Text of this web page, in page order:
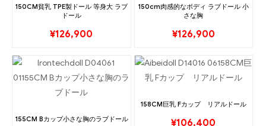
150CM貧乳 TPE製ドール 等身大 ラブ
ドール
¥126,900
150cm肉感的なボディ ラブドール 小
さな胸
¥126,900
155CM Bカップ小さな胸のラブドール
158CM巨乳 Fカップ リアルドール
¥106,400